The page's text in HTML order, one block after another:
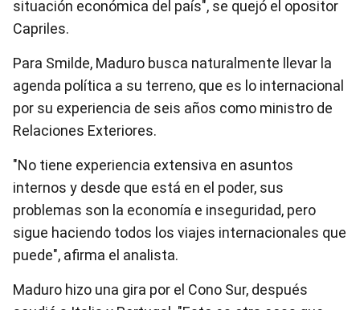
situación económica del país", se quejó el opositor
Capriles.
Para Smilde, Maduro busca naturalmente llevar la
agenda política a su terreno, que es lo internacional
por su experiencia de seis años como ministro de
Relaciones Exteriores.
"No tiene experiencia extensiva en asuntos
internos y desde que está en el poder, sus
problemas son la economía e inseguridad, pero
sigue haciendo todos los viajes internacionales que
puede", afirma el analista.
Maduro hizo una gira por el Cono Sur, después